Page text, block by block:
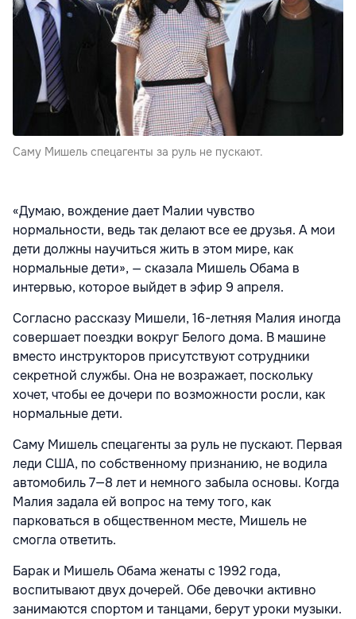
Саму Мишель спецагенты за руль не пускают.
«Думаю, вождение дает Малии чувство
нормальности, ведь так делают все ее друзья. А мои
дети должны научиться жить в этом мире, как
нормальные дети», — сказала Мишель Обама в
интервью, которое выйдет в эфир 9 апреля.
Согласно рассказу Мишели, 16-летняя Малия иногда
совершает поездки вокруг Белого дома. В машине
вместо инструкторов присутствуют сотрудники
секретной службы. Она не возражает, поскольку
хочет, чтобы ее дочери по возможности росли, как
нормальные дети.
Саму Мишель спецагенты за руль не пускают. Первая
леди США, по собственному признанию, не водила
автомобиль 7—8 лет и немного забыла основы. Когда
Малия задала ей вопрос на тему того, как
парковаться в общественном месте, Мишель не
смогла ответить.
Барак и Мишель Обама женаты с 1992 года,
воспитывают двух дочерей. Обе девочки активно
занимаются спортом и танцами, берут уроки музыки.